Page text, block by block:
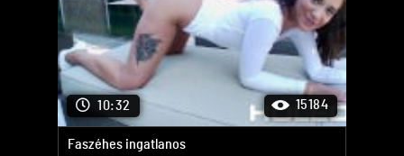
Faszéhes ingatlanos
10:32 15184